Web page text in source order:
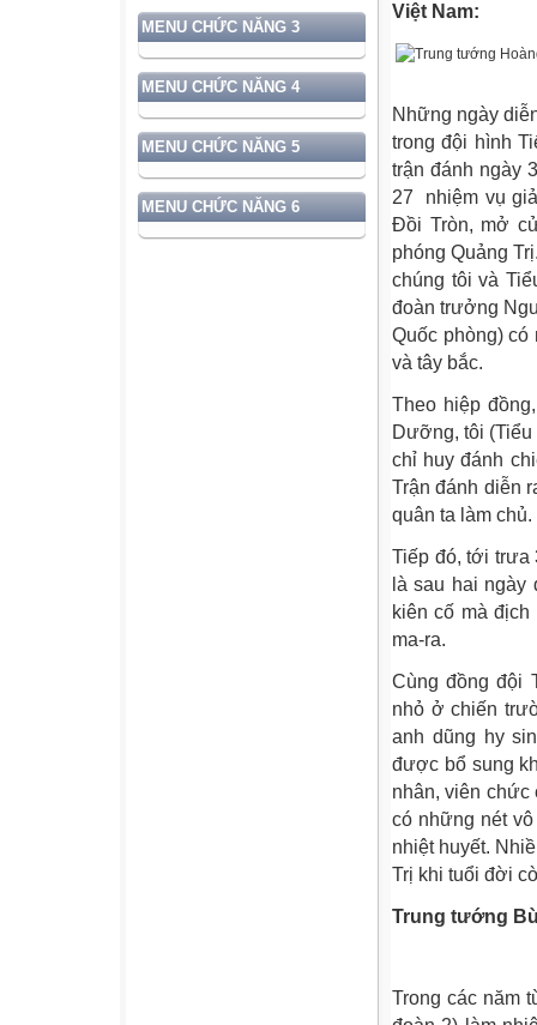
MENU CHỨC NĂNG 3
MENU CHỨC NĂNG 4
MENU CHỨC NĂNG 5
MENU CHỨC NĂNG 6
Việt Nam:
Những ngày
trong đội hình
trận đánh ngày
27 nhiệm vụ
Đồi Tròn, mở
phóng Quảng
chúng tôi và
đoàn trưởng
Quốc phòng)
và tây bắc.
Theo hiệp
Dưỡng, tôi
chỉ huy đánh
Trận đánh diễn
quân ta làm chủ.
Tiếp đó, tới trưa
là sau hai ngày
kiên cố mà địch
ma-ra.
Cùng đồng đội
nhỏ ở chiến
anh dũng hy
được bổ sung
nhân, viên
có những nét
nhiệt huyết.
Trị khi tuổi đời
Trung tướng
Trong các năm